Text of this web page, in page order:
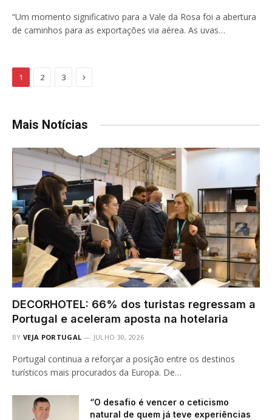
“Um momento significativo para a Vale da Rosa foi a abertura
de caminhos para as exportações via aérea. As uvas…
1 2 3 Next
Mais Notícias
DECORHOTEL: 66% dos turistas regressam a
Portugal e aceleram aposta na hotelaria
BY VEJA PORTUGAL JULHO 30, 2026
Portugal continua a reforçar a posição entre os destinos
turísticos mais procurados da Europa. De…
“O desafio é vencer o ceticismo
natural de quem já teve experiências